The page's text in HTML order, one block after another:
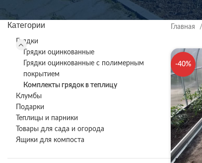
Категории
Грядки
Грядки оцинкованные
Грядки оцинкованные с полимерным
покрытием
Комплекты грядок в теплицу
Клумбы
Подарки
Теплицы и парники
Товары для сада и огорода
Ящики для компоста
Главная
-40%